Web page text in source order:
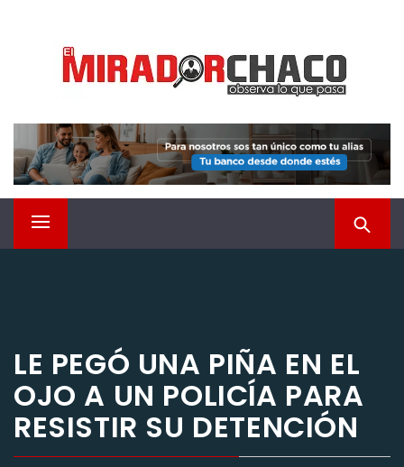
contenido
EL MIRADOR CHACO
Observá lo que pasa
Menú
LE PEGÓ UNA PIÑA EN EL
OJO A UN POLICÍA PARA
RESISTIR SU DETENCIÓN